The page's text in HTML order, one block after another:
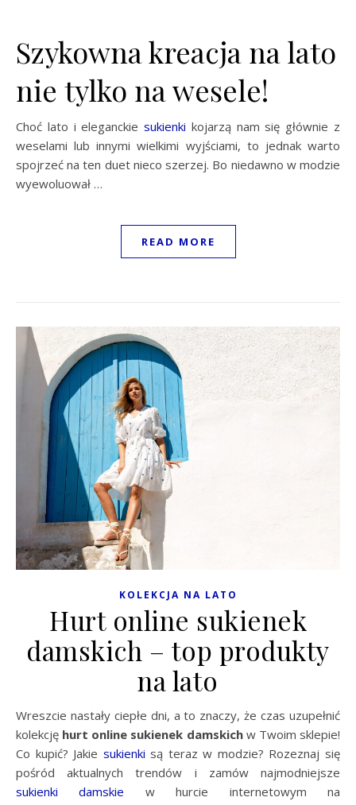
Szykowna kreacja na lato
nie tylko na wesele!
Choć lato i eleganckiesukienki kojarzą nam się głównie z
weselami lub innymi wielkimi wyjściami, to jednak warto
spojrzeć na ten duet nieco szerzej. Bo niedawno w modzie
wyewoluował …
READ MORE
KOLEKCJA NA LATO
Hurt online sukienek
damskich – top produkty
na lato
Wreszcie nastały ciepłe dni, a to znaczy, że czas uzupełnić
kolekcję hurt online sukienek damskichw Twoim sklepie!
Co kupić? Jakie sukienki są teraz w modzie? Rozeznaj się
pośród aktualnych trendów i zamów najmodniejsze
sukienki damskie w hurcie internetowym na